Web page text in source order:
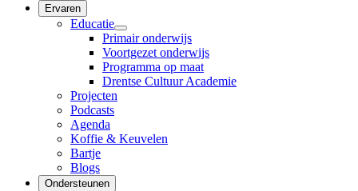
Ervaren
Educatie
Primair onderwijs
Voortgezet onderwijs
Programma op maat
Drentse Cultuur Academie
Projecten
Podcasts
Agenda
Koffie & Keuvelen
Bartje
Blogs
Ondersteunen